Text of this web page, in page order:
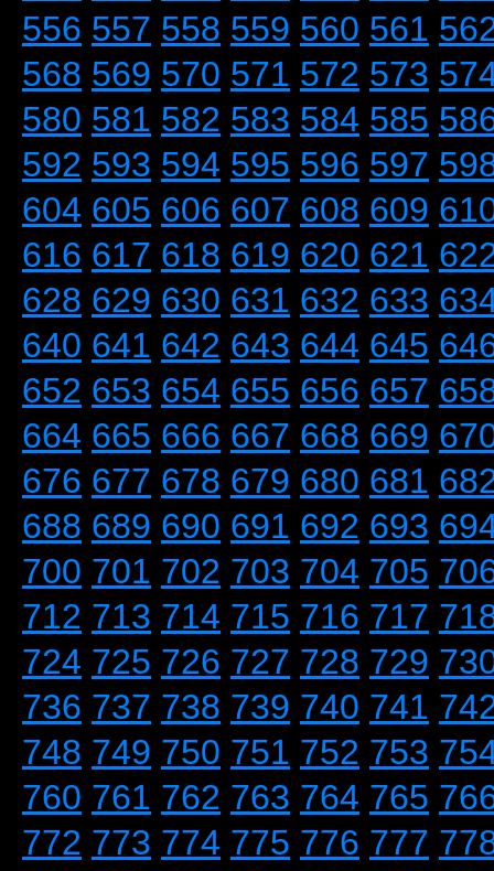
556 557 558 559 560 561
568 569 570 571 572 573
580 581 582 583 584 585
592 593 594 595 596 597
604 605 606 607 608 609
616 617 618 619 620 621
628 629 630 631 632 633
640 641 642 643 644 645
652 653 654 655 656 657
664 665 666 667 668 669
676 677 678 679 680 681
688 689 690 691 692 693
700 701 702 703 704 705
712 713 714 715 716 717
724 725 726 727 728 729
736 737 738 739 740 741
748 749 750 751 752 753
760 761 762 763 764 765
772 773 774 775 776 777